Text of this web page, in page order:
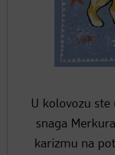
U kolovozu ste
snaga
karizmu na